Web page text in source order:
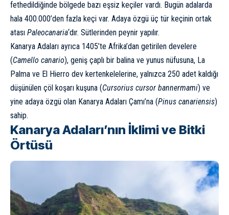
fethedildiğinde bölgede bazı eşsiz keçiler vardı. Bugün adalarda
hala 400.000’den fazla keçi var. Adaya özgü üç tür keçinin ortak
atası Paleocanaria‘dır. Sütlerinden peynir yapılır.
Kanarya Adaları ayrıca 1405’te Afrika’dan getirilen develere
(Camello canario), geniş çaplı bir balina ve yunus nüfusuna, La
Palma ve El Hierro dev kertenkelelerine, yalnızca 250 adet kaldığı
düşünülen çöl koşarı kuşuna (Cursorius cursor bannermami) ve
yine adaya özgü olan Kanarya Adaları Çamı’na (Pinus canariensis)
sahip.
Kanarya Adaları’nın İklimi ve Bitki
Örtüsü